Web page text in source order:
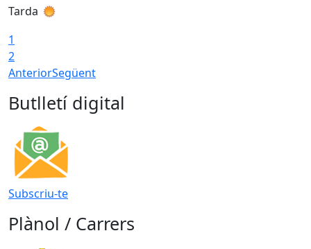
Tarda
1
2
AnteriorSegüent
Butlletí digital
Subscriu-te
Plànol / Carrers